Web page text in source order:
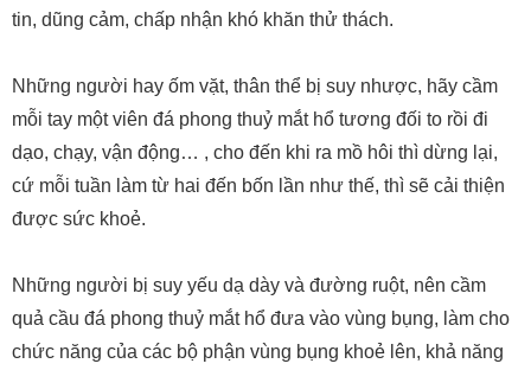
tin, dũng cảm, chấp nhận khó khăn thử thách.
Những người hay ốm vặt, thân thể bị suy nhược, hãy cầm
mỗi tay một viên đá phong thuỷ mắt hổ tương đối to rồi đi
dạo, chạy, vận động… , cho đến khi ra mồ hôi thì dừng lại,
cứ mỗi tuần làm từ hai đến bốn lần như thế, thì sẽ cải thiện
được sức khoẻ.
Những người bị suy yếu dạ dày và đường ruột, nên cầm
quả cầu đá phong thuỷ mắt hổ đưa vào vùng bụng, làm cho
chức năng của các bộ phận vùng bụng khoẻ lên, khả năng